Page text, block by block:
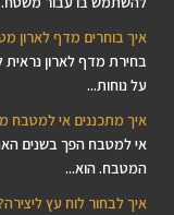
איך בוחרים מדף לארון
בחירת מדף לארון
על נוחות...
איך מתכננים אי למטבח
אי למטבח הפך בשנים
המטבח. הוא...
איך לבחור לוח עץ